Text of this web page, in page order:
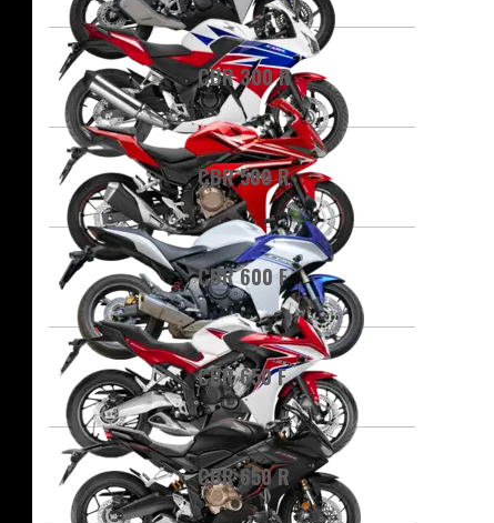
CBR 300 R
CBR 500 R
CBR 600 F
CBR 650 F
CBR 650 R